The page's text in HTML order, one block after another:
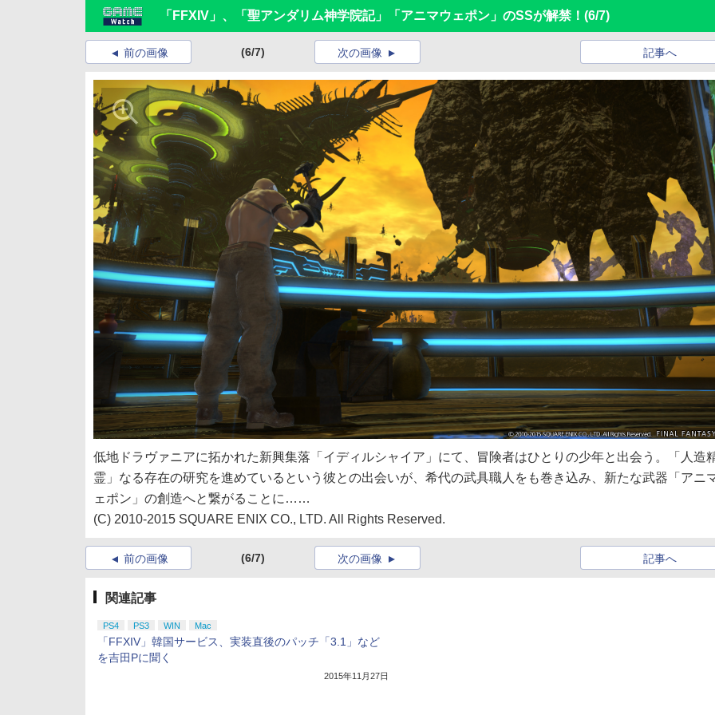
「FFXIV」、「聖アンダリム神学院記」「アニマウェポン」のSSが解禁！ (6/7)
前の画像 (6/7) 記事へ
次の画像
低地ドラヴァニアに拓かれた新興集落「イディルシャイア」にて、冒険者はひとりの少年と出会う。「人造
霊」なる存在の研究を進めているという彼との出会いが、希代の武具職人をも巻き込み、新たな武器「アニ
ェポン」の創造へと繋がることに……
(C) 2010-2015 SQUARE ENIX CO., LTD. All Rights Reserved.
前の画像 (6/7) 記事へ
次の画像
関連記事
PS4 PS3 WIN Mac
「FFXIV」韓国サービス、実装直後のパッチ「3.1」など
を吉田Pに聞く
2015年11月27日